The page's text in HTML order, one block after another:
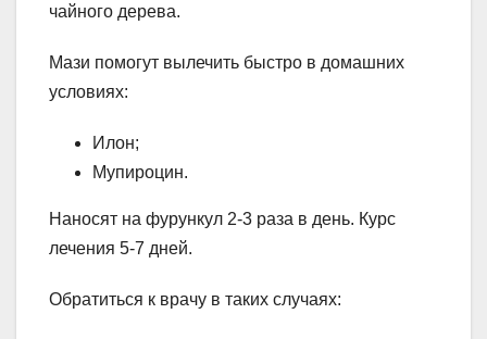
чайного дерева.
Мази помогут вылечить быстро в домашних
условиях:
Илон;
Мупироцин.
Наносят на фурункул 2-3 раза в день. Курс
лечения 5-7 дней.
Обратиться к врачу в таких случаях: